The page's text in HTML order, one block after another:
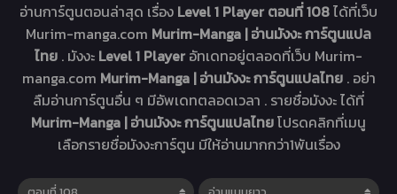
อ่านการ์ตูนตอนล่าสุด เรื่อง Level 1 Player ตอนที่ 108ได้ที่เว็บ
Murim-manga.com Murim-Manga | อ่านมังงะ การ์ตูนแปล
ไทย . มังงะ Level 1 Player อัทเดทอยู่ตลอดที่เว็บ Murim-
manga.com Murim-Manga | อ่านมังงะ การ์ตูนแปลไทย . อย่า
ลืมอ่านการ์ตูนอื่น ๆ มีอัพเดทตลอดเวลา . รายชื่อมังงะ ได้ที่
Murim-Manga | อ่านมังงะ การ์ตูนแปลไทยโปรดคลิกที่เมนู
เลือกรายชื่อมังงะการ์ตูน มีให้อ่านมากกว่า1พันเรื่อง